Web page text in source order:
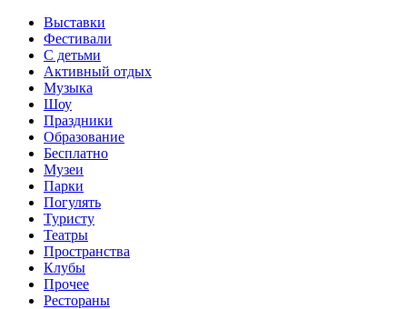
Выставки
Фестивали
С детьми
Активный отдых
Музыка
Шоу
Праздники
Образование
Бесплатно
Музеи
Парки
Погулять
Туристу
Театры
Пространства
Клубы
Прочее
Рестораны